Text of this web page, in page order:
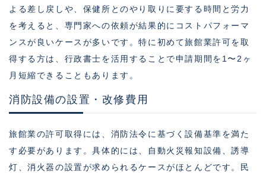
よる差し戻しや、保健所とのやり取りに要する時間と労力
を考えると、専門家への依頼が結果的にコストパフォーマ
ンスが良いケースが多いです。特に初めて旅館業許可を取
得する方は、行政書士を活用することで申請期間を1〜2ヶ
月短縮できることもあります。
消防設備の設置・改修費用
旅館業の許可取得には、消防法令に基づく設備基準を満た
す必要があります。具体的には、自動火災報知設備、誘導
灯、消火器の設置が求められるケースがほとんどです。民